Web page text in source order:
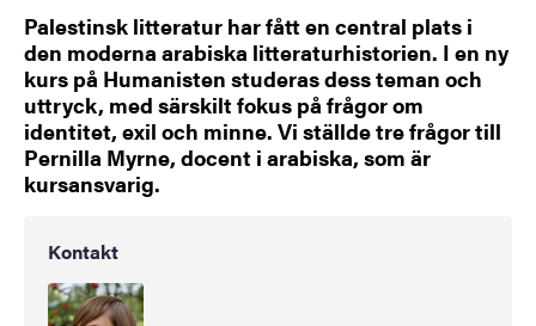
Palestinsk litteratur har fått en central plats i
den moderna arabiska litteraturhistorien. I en ny
kurs på Humanisten studeras dess teman och
uttryck, med särskilt fokus på frågor om
identitet, exil och minne. Vi ställde tre frågor till
Pernilla Myrne, docent i arabiska, som är
kursansvarig.
Kontakt